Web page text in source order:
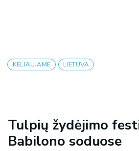
KELIAUJAME LIETUVA
Tulpių žydėjimo
Babilono soduose